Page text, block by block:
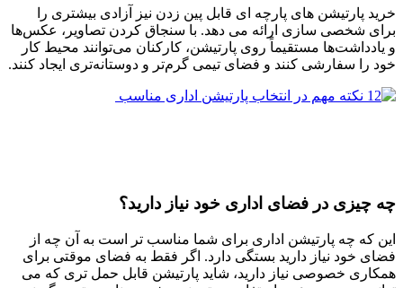
خرید پارتیشن های پارچه ای قابل پین زدن نیز آزادی بیشتری را
برای شخصی سازی ارائه می دهد. با سنجاق کردن تصاویر، عکس‌ها
و یادداشت‌ها مستقیماً روی پارتیشن، کارکنان می‌توانند محیط کار
خود را سفارشی کنند و فضای تیمی گرم‌تر و دوستانه‌تری ایجاد کنند.
چه چیزی در فضای اداری خود نیاز دارید؟
این که چه پارتیشن اداری برای شما مناسب تر است به آن چه از
فضای خود نیاز دارید بستگی دارد. اگر فقط به فضای موقتی برای
همکاری خصوصی نیاز دارید، شاید پارتیشن قابل حمل تری که می